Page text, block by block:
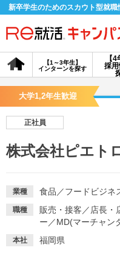
新卒学生のためのスカウト型就職
【4
採
【1～3年生】
インターンを探す
会員登録
探す
イベントを探す
大学1,2年生歓迎
正社員
株式会社ピエト
業種 食品 ／フードビジネ
職種 販売・接客 ／ 店長・
ー ／MD(マーチャン
本社 福岡県